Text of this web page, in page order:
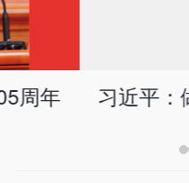
习近平：做焦裕